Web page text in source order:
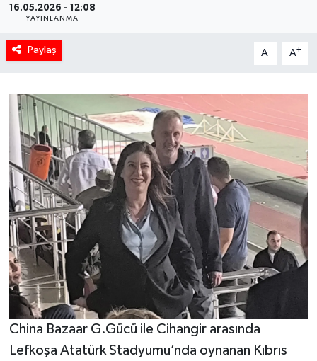
16.05.2026 - 12:08
YAYINLANMA
Paylaş A- A+
China Bazaar G.Gücü ile Cihangir arasında
Lefkoşa Atatürk Stadyumu’nda oynanan Kıbrıs